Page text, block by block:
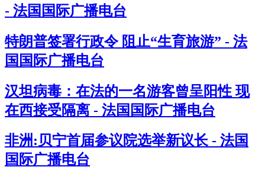
- 法国国际广播电台
特朗普签署行政令 阻止“生育旅游” - 法
国国际广播电台
汉坦病毒：在法的一名游客曾呈阳性 现
在西接受隔离 - 法国国际广播电台
非洲:贝宁首届参议院选举新议长 - 法国
国际广播电台